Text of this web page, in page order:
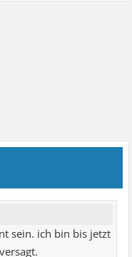
sein. ich bin bis jetzt